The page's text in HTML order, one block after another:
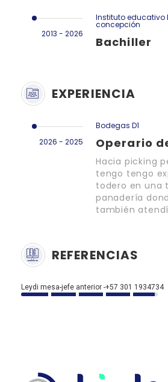
2013 - 2026
Instituto
concepción
Bachiller
EXPERIENCIA
2026 - 2025
Bodegas D1
Operario
Hacia picking
tengo tengo
todero en una
panadería
también
REFERENCIAS
Leydi mesa-jefe anterior -+57 301 1934734